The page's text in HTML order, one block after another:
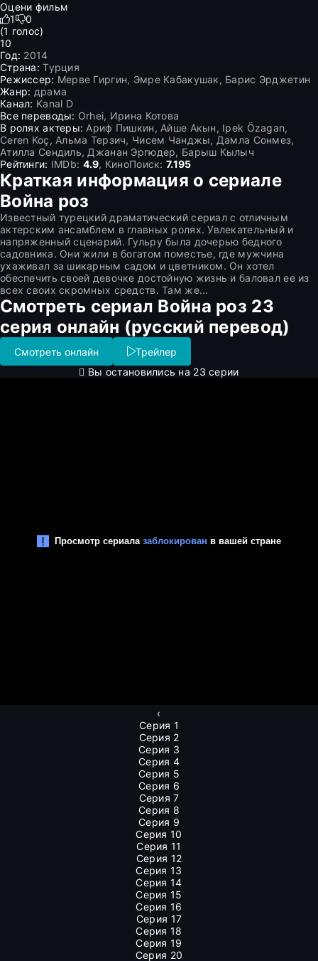
Оцени фильм
1
0
(1 голос)
10
Год: 2014
Страна: Турция
Режиссер: Мерве Гиргин, Эмре Кабакушак, Барис Эрджетин
Жанр: драма
Канал: Kanal D
Все переводы: Orhei, Ирина Котова
В ролях актеры: Ариф Пишкин, Айше Акын, Ipek Özagan,
Ceren Koç, Альма Терзич, Чисем Чанджы, Дамла Сонмез,
Атилла Сендиль, Джанан Эргюдер, Барыш Кылыч
Рейтинги: IMDb: 4.9, КиноПоиск: 7.195
Краткая информация о сериале
Война роз
Известный турецкий драматический сериал с отличным
актерским ансамблем в главных ролях. Увлекательный и
напряженный сценарий. Гульру была дочерью бедного
садовника. Они жили в богатом поместье, где мужчина
ухаживал за шикарным садом и цветником. Он хотел
обеспечить своей девочке достойную жизнь и баловал ее из
всех своих скромных средств. Там же...
Смотреть сериал Война роз 23
серия онлайн (русский перевод)
Смотреть онлайн
Трейлер
Вы остановились на 23 серии
‹
Серия 1
Серия 2
Серия 3
Серия 4
Серия 5
Серия 6
Серия 7
Серия 8
Серия 9
Серия 10
Серия 11
Серия 12
Серия 13
Серия 14
Серия 15
Серия 16
Серия 17
Серия 18
Серия 19
Серия 20